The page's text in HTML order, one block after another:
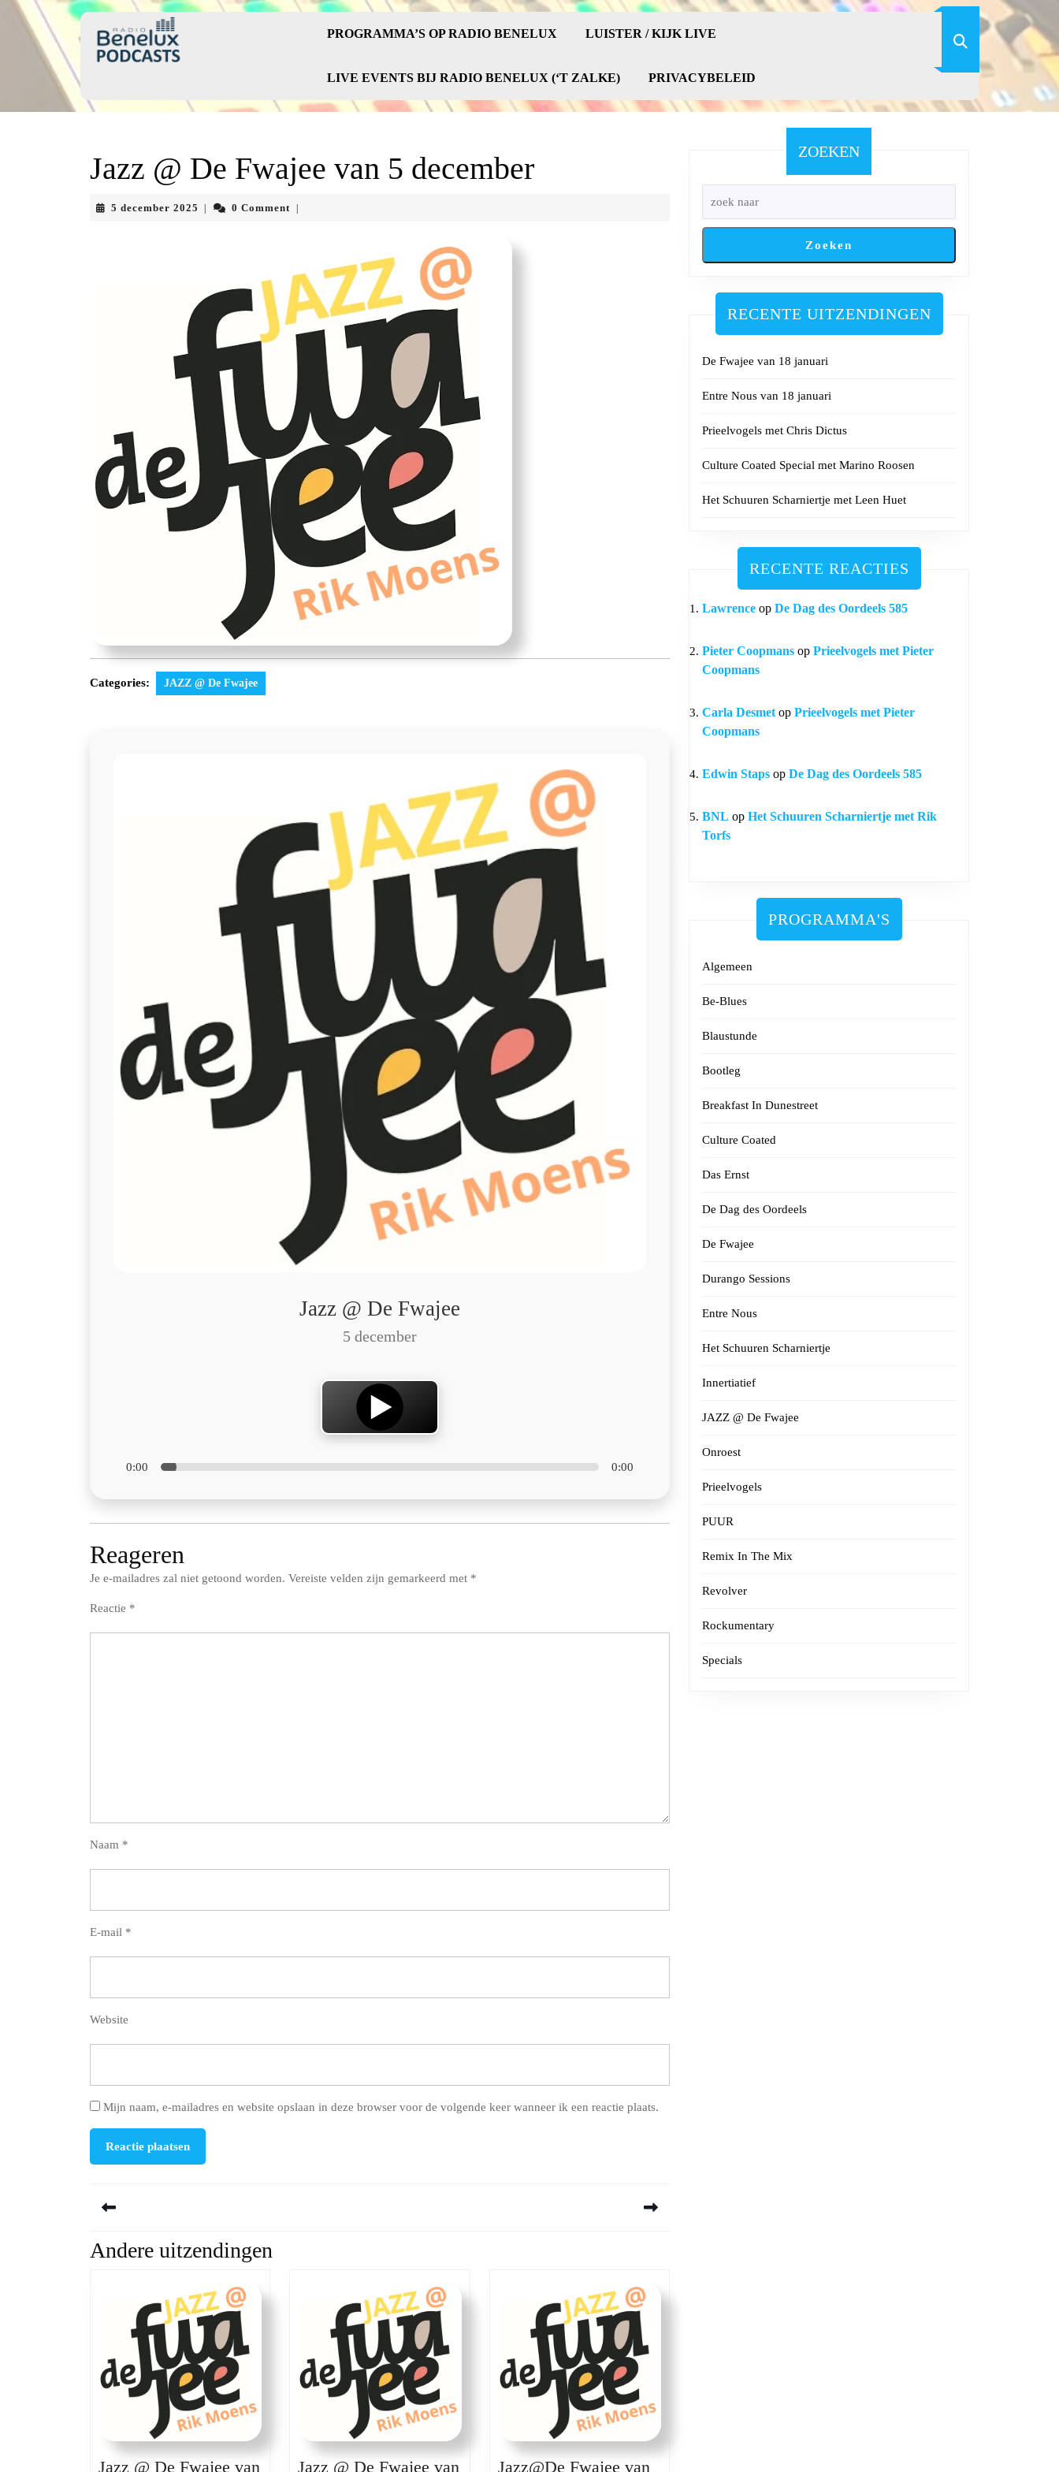
Skip
PROGRAMMA’S OP RADIO BENELUX LUISTER / KIJK LIVE
LIVE EVENTS BIJ RADIO BENELUX (‘T ZALKE) PRIVACYBELEID
Jazz @ De Fwajee van 5 december
5 december 2025 0 Comment
Categories: JAZZ @ De Fwajee
Jazz @ De Fwajee
5 december
0:00 0:00
Reageren
Je e-mailadres zal niet getoond worden. Vereiste velden zijn gemarkeerd met *
Reactie *
Naam *
E-mail *
Website
Mijn naam, e-mailadres en website opslaan in deze browser voor de volgende keer wanneer ik een reactie plaats.
Previous
Andere uitzendingen
Jazz @ De Fwajee van
Jazz @ De Fwajee van
Jazz@De Fwajee van
ZOEKEN
Zoeken
RECENTE UITZENDINGEN
De Fwajee van 18 januari
Entre Nous van 18 januari
Prieelvogels met Chris Dictus
Culture Coated Special met Marino Roosen
Het Schuuren Scharniertje met Leen Huet
RECENTE REACTIES
Lawrence op De Dag des Oordeels 585
Pieter Coopmans op Prieelvogels met Pieter
Coopmans
Carla Desmet op Prieelvogels met Pieter
Coopmans
Edwin Staps op De Dag des Oordeels 585
BNL op Het Schuuren Scharniertje met Rik
Torfs
PROGRAMMA'S
Algemeen
Be-Blues
Blaustunde
Bootleg
Breakfast In Dunestreet
Culture Coated
Das Ernst
De Dag des Oordeels
De Fwajee
Durango Sessions
Entre Nous
Het Schuuren Scharniertje
Innertiatief
JAZZ @ De Fwajee
Onroest
Prieelvogels
PUUR
Remix In The Mix
Revolver
Rockumentary
Specials